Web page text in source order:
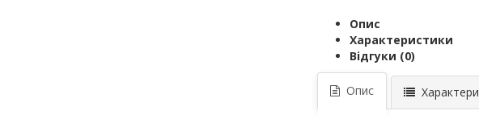
Опис
Характеристики
Відгуки (0)
Опис